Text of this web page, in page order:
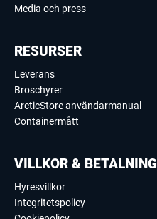
Media och press
RESURSER
Leverans
Broschyrer
ArcticStore användarmanual
Containermått
VILLKOR & BETALNING
Hyresvillkor
Integritetspolicy